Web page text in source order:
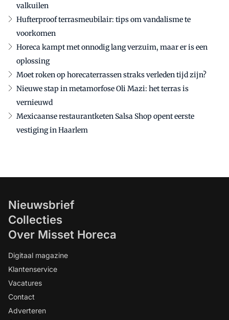
valkuilen
Hufterproof terrasmeubilair: tips om vandalisme te
voorkomen
Horeca kampt met onnodig lang verzuim, maar er is een
oplossing
Moet roken op horecaterrassen straks verleden tijd zijn?
Nieuwe stap in metamorfose Oli Mazi: het terras is
vernieuwd
Mexicaanse restaurantketen Salsa Shop opent eerste
vestiging in Haarlem
Nieuwsbrief
Collecties
Over Misset Horeca
Digitaal magazine
Klantenservice
Vacatures
Contact
Adverteren